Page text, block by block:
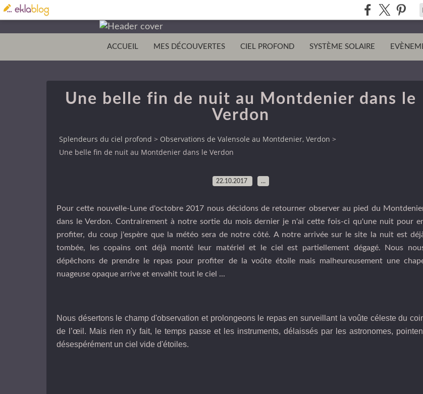
ACCUEIL MES DÉCOUVERTES CIEL PROFOND SYSTÈME SOLAIRE
Une belle fin de nuit au Montdenier dans le
Verdon
Splendeurs du ciel profond > Observations de Valensole au Montdenier, Verdon >
Une belle fin de nuit au Montdenier dans le Verdon
22.10.2017 …
Pour cette nouvelle-Lune d'octobre 2017 nous décidons de retourner observer au pied du
dans le Verdon. Contrairement à notre sortie du mois dernier je n'ai cette fois-ci qu'une nuit pour
profiter, du coup j'espère que la météo sera de notre côté. A notre arrivée sur le site la nuit est
tombée, les copains ont déjà monté leur matériel et le ciel est partiellement dégagé. Nous
dépêchons de prendre le repas pour profiter de la voûte étoile mais malheureusement une
nuageuse opaque arrive et envahit tout le ciel ...
Nous désertons le champ d'observation et prolongeons le repas en surveillant la voûte céleste du
de l’œil. Mais rien n'y fait, le temps passe et les instruments, délaissés par les astronomes,
désespérément un ciel vide d'étoiles.